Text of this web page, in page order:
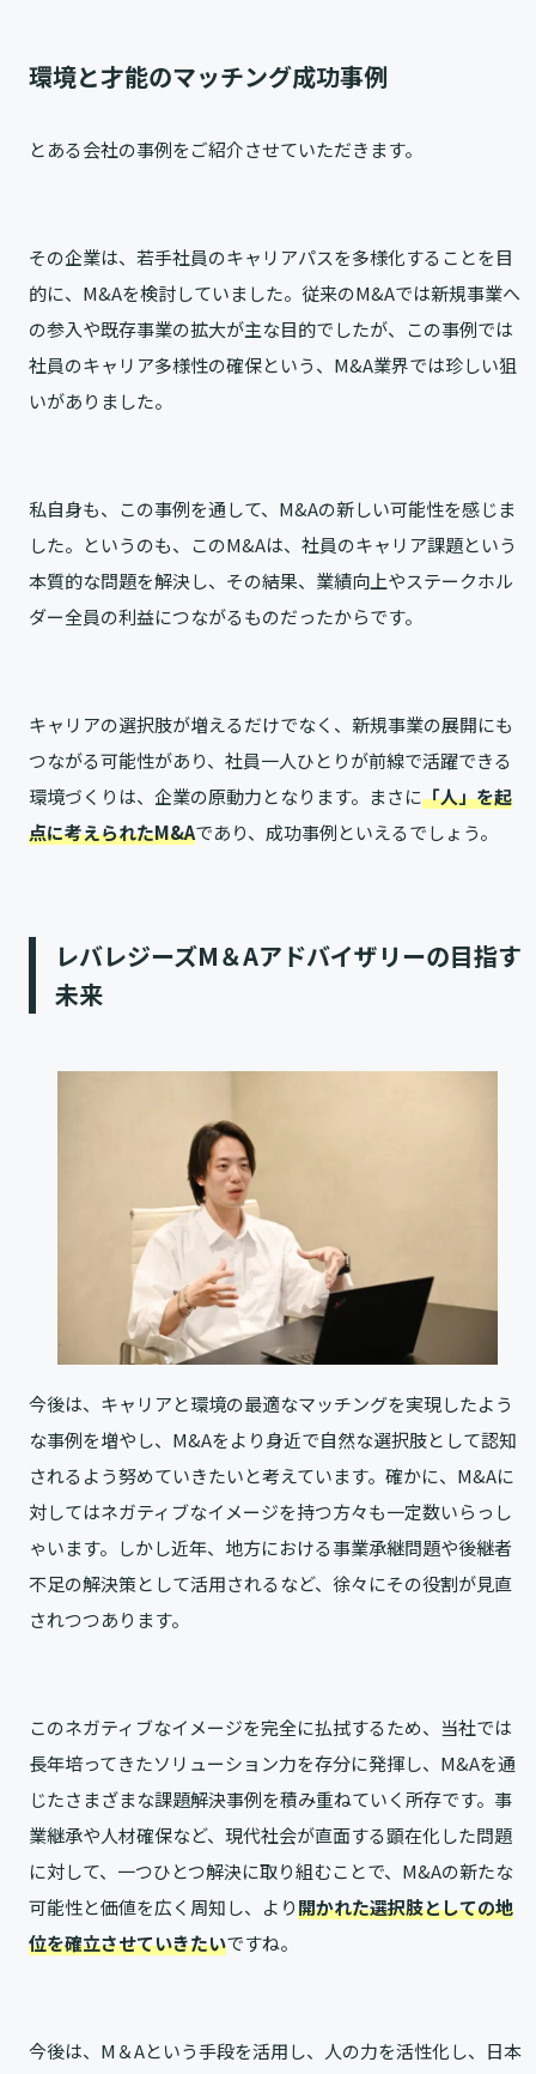
環境と才能のマッチング成功事例
とある会社の事例をご紹介させていただきます。
その企業は、若手社員のキャリアパスを多様化することを目
的に、M&Aを検討していました。従来のM&Aでは新規事業へ
の参入や既存事業の拡大が主な目的でしたが、この事例では
社員のキャリア多様性の確保という、M&A業界では珍しい狙
いがありました。
私自身も、この事例を通して、M&Aの新しい可能性を感じま
した。というのも、このM&Aは、社員のキャリア課題という
本質的な問題を解決し、その結果、業績向上やステークホル
ダー全員の利益につながるものだったからです。
キャリアの選択肢が増えるだけでなく、新規事業の展開にも
つながる可能性があり、社員一人ひとりが前線で活躍できる
環境づくりは、企業の原動力となります。まさに「人」を起
点に考えられたM&Aであり、成功事例といえるでしょう。
レバレジーズM＆Aアドバイザリーの目指す
未来
今後は、キャリアと環境の最適なマッチングを実現したよう
な事例を増やし、M&Aをより身近で自然な選択肢として認知
されるよう努めていきたいと考えています。確かに、M&Aに
対してはネガティブなイメージを持つ方々も一定数いらっし
ゃいます。しかし近年、地方における事業承継問題や後継者
不足の解決策として活用されるなど、徐々にその役割が見直
されつつあります。
このネガティブなイメージを完全に払拭するため、当社では
長年培ってきたソリューション力を存分に発揮し、M&Aを通
じたさまざまな課題解決事例を積み重ねていく所存です。事
業継承や人材確保など、現代社会が直面する顕在化した問題
に対して、一つひとつ解決に取り組むことで、M&Aの新たな
可能性と価値を広く周知し、より開かれた選択肢としての地
位を確立させていきたいですね。
今後は、M＆Aという手段を活用し、人の力を活性化し、日本